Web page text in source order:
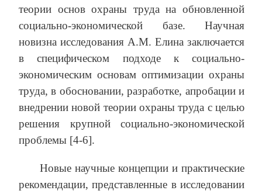
теории основ охраны труда на обновленной
социально-экономической базе. Научная
новизна исследования А.М. Елина заключается
в специфическом подходе к социально-
экономическим основам оптимизации охраны
труда, в обосновании, разработке, апробации и
внедрении новой теории охраны труда с целью
решения крупной социально-экономической
проблемы [4-6].
Новые научные концепции и практические
рекомендации, представленные в исследовании